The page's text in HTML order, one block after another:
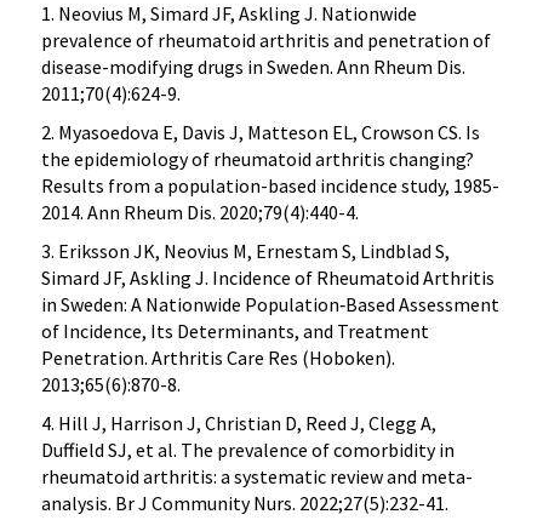
1. Neovius M, Simard JF, Askling J. Nationwide
prevalence of rheumatoid arthritis and penetration of
disease-modifying drugs in Sweden. Ann Rheum Dis.
2011;70(4):624-9.
2. Myasoedova E, Davis J, Matteson EL, Crowson CS. Is
the epidemiology of rheumatoid arthritis changing?
Results from a population-based incidence study, 1985-
2014. Ann Rheum Dis. 2020;79(4):440-4.
3. Eriksson JK, Neovius M, Ernestam S, Lindblad S,
Simard JF, Askling J. Incidence of Rheumatoid Arthritis
in Sweden: A Nationwide Population‐Based Assessment
of Incidence, Its Determinants, and Treatment
Penetration. Arthritis Care Res (Hoboken).
2013;65(6):870-8.
4. Hill J, Harrison J, Christian D, Reed J, Clegg A,
Duffield SJ, et al. The prevalence of comorbidity in
rheumatoid arthritis: a systematic review and meta-
analysis. Br J Community Nurs. 2022;27(5):232-41.